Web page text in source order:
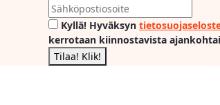
Kyllä! Hyväksyn
kerrotaan kiinnostavista